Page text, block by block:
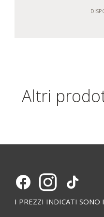
Altri
I PREZZI INDICATI SONO